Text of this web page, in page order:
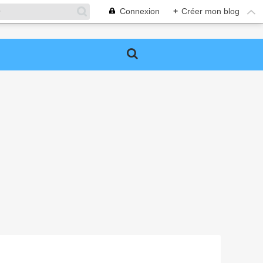
Connexion + Créer mon blog